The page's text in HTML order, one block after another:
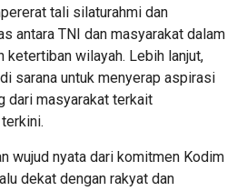
tali silaturahmi dan
antara TNI dan masyarakat dalam
ketertiban wilayah. Lebih lanjut,
sarana untuk menyerap aspirasi
dari masyarakat terkait
wujud nyata dari komitmen Kodim
dekat dengan rakyat dan